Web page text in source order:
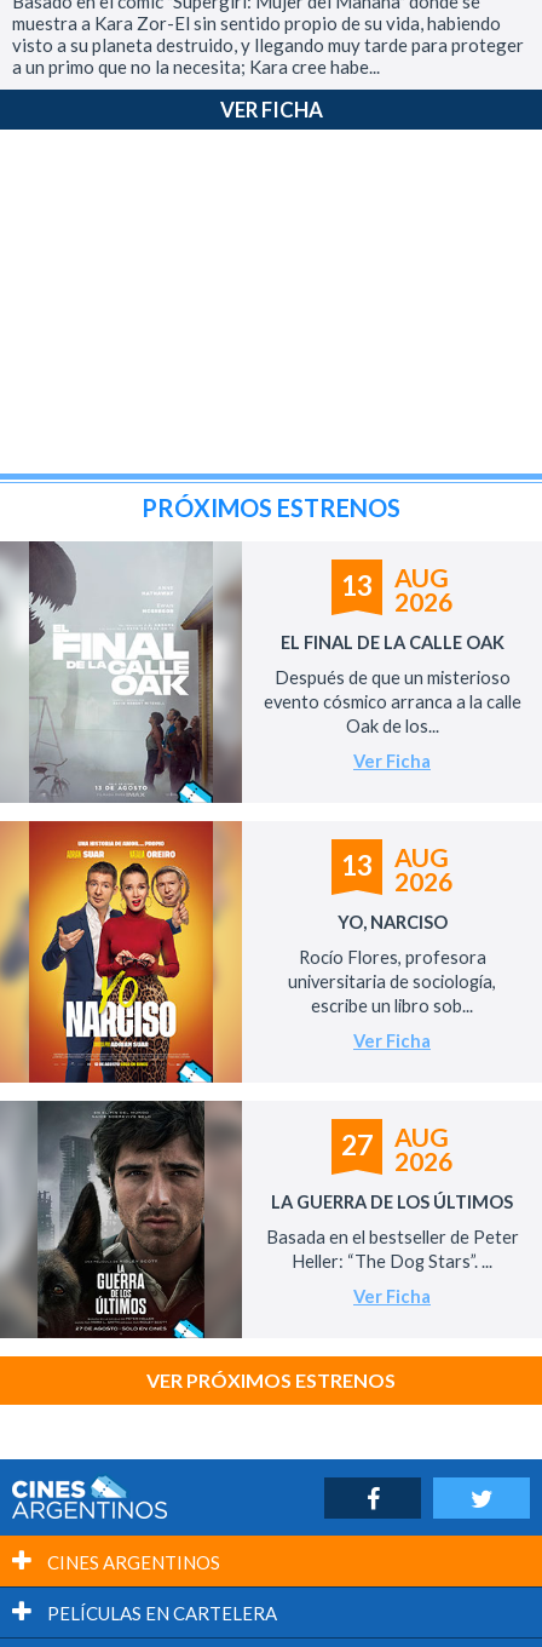
muestra a Kara Zor-El sin sentido propio de su vida, habiendo
visto a su planeta destruido, y llegando muy tarde para proteger
a un primo que no la necesita; Kara cree habe...
VER FICHA
PRÓXIMOS ESTRENOS
13
AUG
2026
EL FINAL DE LA CALLE OAK
Después de que un misterioso
evento cósmico arranca a la calle
Oak de los...
Ver Ficha
13
AUG
2026
YO, NARCISO
Rocío Flores, profesora
universitaria de sociología,
escribe un libro sob...
Ver Ficha
27
AUG
2026
LA GUERRA DE LOS ÚLTIMOS
Basada en el bestseller de Peter
Heller: “The Dog Stars”. ...
Ver Ficha
VER PRÓXIMOS ESTRENOS
CINES ARGENTINOS
PELÍCULAS EN CARTELERA